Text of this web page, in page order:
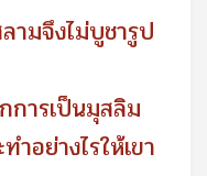
ามจึงไม่บูชารูป
การเป็นมุสลิม
อย่างไรให้เขา